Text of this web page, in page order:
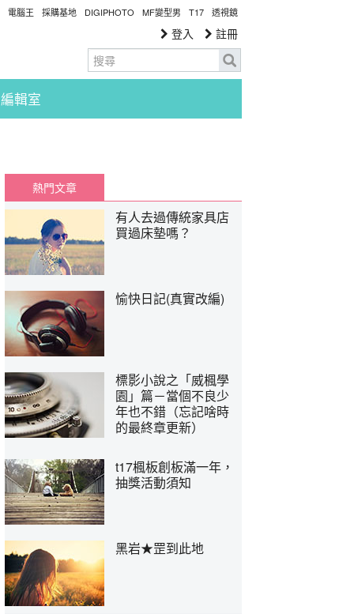
電腦王 採購基地 DIGIPHOTO MF變型男 T17 透視鏡
登入 註冊
編輯室
熱門文章
有人去過傳統家具店
買過床墊嗎？
愉快日記(真實改編)
標影小說之「威楓學
園」篇－當個不良少
年也不錯（忘記啥時
的最終章更新）
t17楓板創板滿一年，
抽獎活動須知
黑岩★罡到此地